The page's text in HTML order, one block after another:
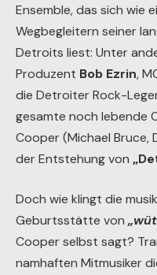
Ensemble, das sich wie
Wegbegleitern seiner
Detroits liest: Unter
Produzent Bob Ezrin,
die Detroiter Rock-
gesamte noch lebende
Cooper (Michael Bruce,
der Entstehung von
Doch wie klingt die
Geburtsstätte von
Cooper selbst sagt?
namhaften Mitmusiker